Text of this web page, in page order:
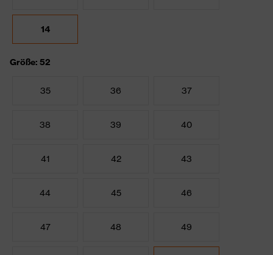
14
Größe: 52
35 36 37
38 39 40
41 42 43
44 45 46
47 48 49